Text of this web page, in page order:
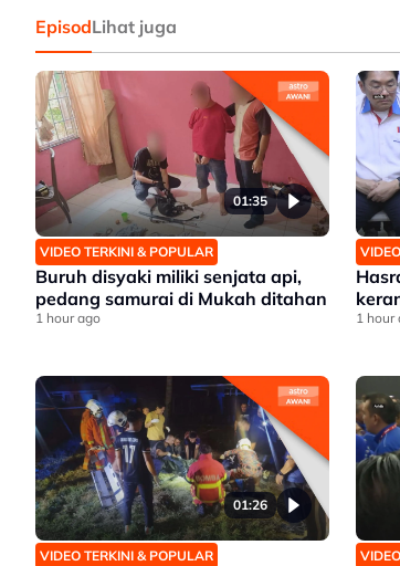
EpisodLihat juga
01:35
VIDEO TERKINI & POPULAR
Buruh disyaki miliki senjata api,
pedang samurai di Mukah ditahan
1 hour ago 1 hour
01:26
VIDEO TERKINI & POPULAR